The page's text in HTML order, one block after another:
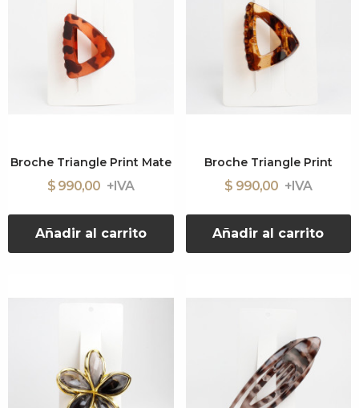
Broche Triangle Print Mate
$ 990,00
Añadir al carrito
Broche Triangle Print
$ 990,00
Añadir al carrito